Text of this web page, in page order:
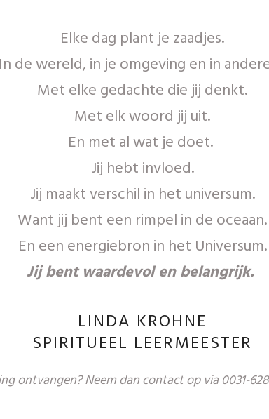
Elke dag plant je zaadjes.
In de wereld, in je omgeving en in
Met elke gedachte die jij denkt.
Met elk woord jij uit.
En met al wat je doet.
Jij hebt invloed.
Jij maakt verschil in het universum.
Want jij bent een rimpel in de oceaan.
En een energiebron in het Universum.
Jij bent waardevol en belangrijk.
LINDA KROHNE
SPIRITUEEL LEERMEESTER
ontvangen? Neem dan contact op via 0031-